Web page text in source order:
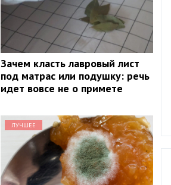
Зачем класть лавровый лист
под матрас или подушку: речь
идет вовсе не о примете
ЛУЧШЕЕ